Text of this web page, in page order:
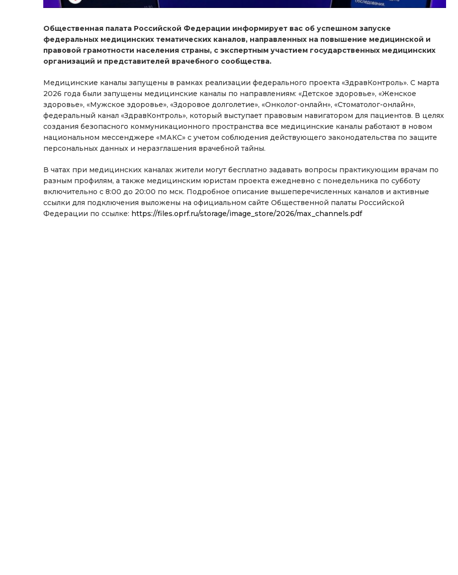
Общественная палата Российской Федерации информирует вас об успешном запуске
федеральных медицинских тематических каналов, направленных на повышение медицинской и
правовой грамотности населения страны, с экспертным участием государственных медицинских
организаций и представителей врачебного сообщества.
Медицинские каналы запущены в рамках реализации федерального проекта «ЗдравКонтроль». С марта
2026 года были запущены медицинские каналы по направлениям: «Детское здоровье», «Женское
здоровье», «Мужское здоровье», «Здоровое долголетие», «Онколог-онлайн», «Стоматолог-онлайн»,
федеральный канал «ЗдравКонтроль», который выступает правовым навигатором для пациентов. В целях
создания безопасного коммуникационного пространства все медицинские каналы работают в новом
национальном мессенджере «МАКС» с учетом соблюдения действующего законодательства по защите
персональных данных и неразглашения врачебной тайны.
В чатах при медицинских каналах жители могут бесплатно задавать вопросы практикующим врачам по
разным профилям, а также медицинским юристам проекта ежедневно с понедельника по субботу
включительно с 8:00 до 20:00 по мск. Подробное описание вышеперечисленных каналов и активные
ссылки для подключения выложены на официальном сайте Общественной палаты Российской
Федерации по ссылке: https://files.oprf.ru/storage/image_store/2026/max_channels.pdf